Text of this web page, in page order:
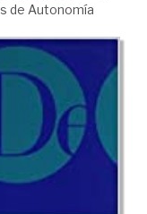
de Autonomía